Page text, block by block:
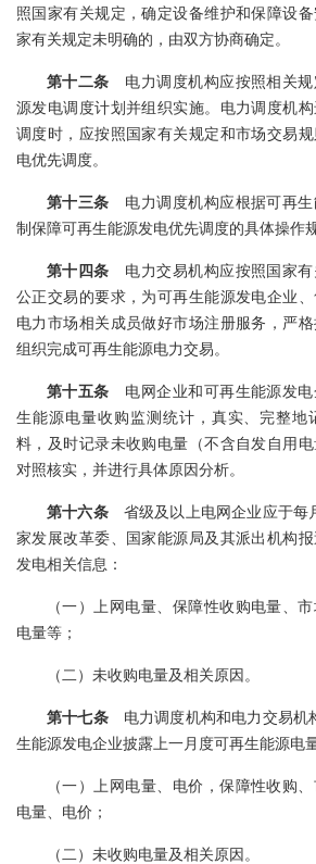
照国家有关规定，确定设备维护和保障设
家有关规定未明确的，由双方协商确定。
第十二条 电力调度机构应按照相关
源发电调度计划并组织实施。电力调度机
调度时，应按照国家有关规定和市场交易
电优先调度。
第十三条 电力调度机构应根据可再生
制保障可再生能源发电优先调度的具体操作规
第十四条 电力交易机构应按照国家
公正交易的要求，为可再生能源发电企业
电力市场相关成员做好市场注册服务，严
组织完成可再生能源电力交易。
第十五条 电网企业和可再生能源发
生能源电量收购监测统计，真实、完整地
料，及时记录未收购电量（不含自发自用
对照核实，并进行具体原因分析。
第十六条省级及以上电网企业应于每
家发展改革委、国家能源局及其派出机构
发电相关信息：
（一）上网电量、保障性收购电量、
电量等；
（二）未收购电量及相关原因。
第十七条电力调度机构和电力交易机
生能源发电企业披露上一月度可再生能源电
（一）上网电量、电价，保障性收购
电量、电价；
（二）未收购电量及相关原因。